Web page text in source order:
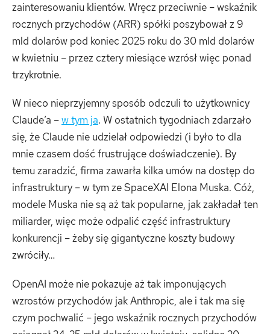
zainteresowaniu klientów. Wręcz przeciwnie – wskaźnik
rocznych przychodów (ARR) spółki poszybował z 9
mld dolarów pod koniec 2025 roku do 30 mld dolarów
w kwietniu – przez cztery miesiące wzrósł więc ponad
trzykrotnie.
W nieco nieprzyjemny sposób odczuli to użytkownicy
Claude’a –w tym ja. W ostatnich tygodniach zdarzało
się, że Claude nie udzielał odpowiedzi (i było to dla
mnie czasem dość frustrujące doświadczenie). By
temu zaradzić, firma zawarła kilka umów na dostęp do
infrastruktury – w tym ze SpaceXAI Elona Muska. Cóż,
modele Muska nie są aż tak popularne, jak zakładał ten
miliarder, więc może odpalić część infrastruktury
konkurencji – żeby się gigantyczne koszty budowy
zwróciły…
OpenAI może nie pokazuje aż tak imponujących
wzrostów przychodów jak Anthropic, ale i tak ma się
czym pochwalić – jego wskaźnik rocznych przychodów